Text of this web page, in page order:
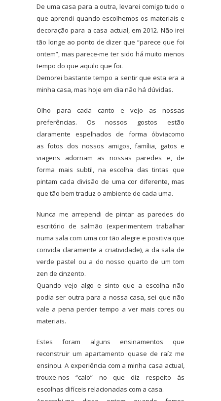
De uma casa para a outra, levarei comigo tudo o
que aprendi quando escolhemos os materiais e
decoração para a casa actual, em 2012. Não irei
tão longe ao ponto de dizer que “parece que foi
ontem”, mas parece-me ter sido há muito menos
tempo do que aquilo que foi.
Demorei bastante tempo a sentir que esta era a
minha casa, mas hoje em dia não há dúvidas.
Olho para cada canto e vejo as nossas
preferências. Os nossos gostos estão
claramente espelhados de forma óbviacomo
as fotos dos nossos amigos, família, gatos e
viagens adornam as nossas paredes e, de
forma mais subtil, na escolha das tintas que
pintam cada divisão de uma cor diferente, mas
que tão bem traduz o ambiente de cada uma.
Nunca me arrependi de pintar as paredes do
escritório de salmão (experimentem trabalhar
numa sala com uma cor tão alegre e positiva que
convida claramente a criatividade), a da sala de
verde pastel ou a do nosso quarto de um tom
zen de cinzento.
Quando vejo algo e sinto que a escolha não
podia ser outra para a nossa casa, sei que não
vale a pena perder tempo a ver mais cores ou
materiais.
Estes foram alguns ensinamentos que
reconstruir um apartamento quase de raíz me
ensinou. A experiência com a minha casa actual,
trouxe-nos “calo” no que diz respeito às
escolhas difíceis relacionadas com a casa.